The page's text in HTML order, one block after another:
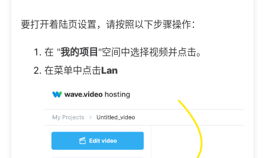
要打开着陆页设置，请按照以下步骤操作：
在 "我的项目 "空间中选择视频并点击。
在菜单中点击Lan